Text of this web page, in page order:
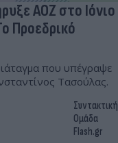
ΑΟΖ στο Ιόνιο
Προεδρικό
που υπέγραψε
Τασούλας.
Συντακτική
Ομάδα
Flash.gr